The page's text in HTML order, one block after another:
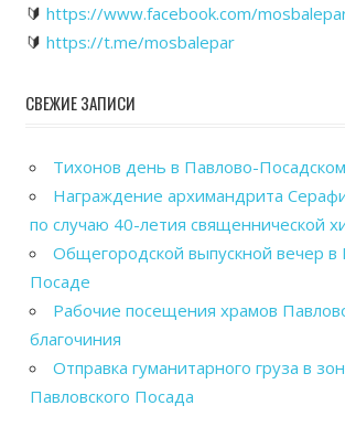
🔰 https://www.facebook.com/
🔰 https://t.me/mosbalepar
СВЕЖИЕ ЗАПИСИ
Тихонов день в Павлово-
Награждение архимандрита
по случаю 40-летия священнической
Общегородской выпускной вечер в
Посаде
Рабочие посещения храмов
благочиния
Отправка гуманитарного груза в
Павловского Посада